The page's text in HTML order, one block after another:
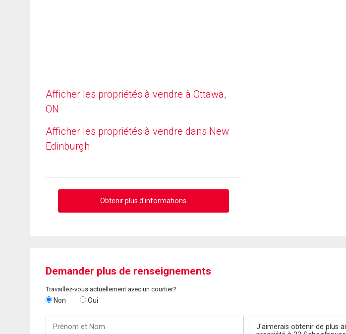
Afficher les propriétés à vendre à Ottawa,
ON
Afficher les propriétés à vendre dans New
Edinburgh
Obtenir plus d'informations
Demander plus de renseignements
Travaillez-vous actuellement avec un courtier?
Non Oui